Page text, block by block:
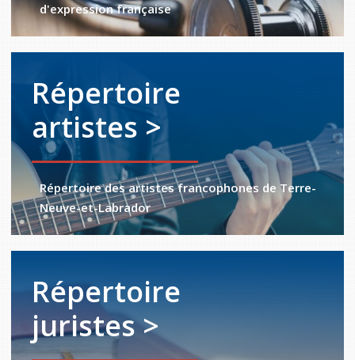
d'expression française
Répertoire
artistes >
Répertoire des artistes francophones de Terre-
Neuve-et-Labrador
Répertoire
juristes >